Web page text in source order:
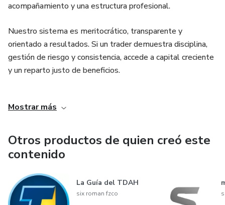
acompañamiento y una estructura profesional.
Nuestro sistema es meritocrático, transparente y
orientado a resultados. Si un trader demuestra disciplina,
gestión de riesgo y consistencia, accede a capital creciente
y un reparto justo de beneficios.
independencia, ejecución, mindset, gestión de riesgo y
firm más, sino un entorno de alto rendimiento donde el
trader es el activo principal.
En un sector saturado de ruido, apostamos por la claridad,
la calidad y el largo plazo. Para quienes se toman el
trading en serio, SIX Traders es el siguiente paso.
Mostrar más
Otros productos de quien creó este
contenido
La Guía del TDAH
six roman fzco